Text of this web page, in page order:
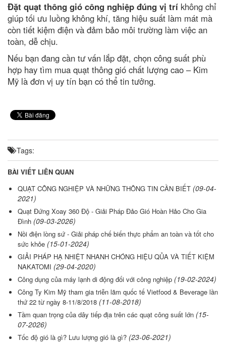
Đặt quạt thông gió công nghiệp đúng vị trí không chỉ
giúp tối ưu luồng không khí, tăng hiệu suất làm mát mà
còn tiết kiệm điện và đảm bảo môi trường làm việc an
toàn, dễ chịu.
Nếu bạn đang cần tư vấn lắp đặt, chọn công suất phù
hợp hay tìm mua quạt thông gió chất lượng cao – Kim
Mỹ là đơn vị uy tín bạn có thể tin tưởng.
Tags:
BÀI VIẾT LIÊN QUAN
QUẠT CÔNG NGHIỆP VÀ NHỮNG THÔNG TIN CẦN BIẾT (09-04-
2021)
Quạt Đứng Xoay 360 Độ - Giải Pháp Đảo Gió Hoàn Hảo Cho Gia
Đình (09-03-2026)
Nồi điện lòng sứ - Giải pháp chế biến thực phẩm an toàn và tốt cho
sức khỏe (15-01-2024)
GIẢI PHÁP HẠ NHIỆT NHANH CHÓNG HIỆU QỦA VÀ TIẾT KIỆM
NAKATOMI (29-04-2020)
Công dụng của máy lạnh di động đối với công nghiệp (19-02-2024)
Công Ty Kim Mỹ tham gia triễn lãm quốc tế Vietfood & Beverage lần
thứ 22 từ ngày 8-11/8/2018 (11-08-2018)
Tầm quan trọng của dây tiếp địa trên các quạt công suất lớn (15-
07-2026)
Tốc độ gió là gì? Lưu lượng gió là gì? (23-06-2021)